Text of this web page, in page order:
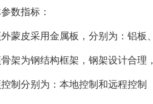
指标：
皮采用金属板，分别为：铝板
为钢结构框架，钢架设计合理
分别为：本地控制和远程控制